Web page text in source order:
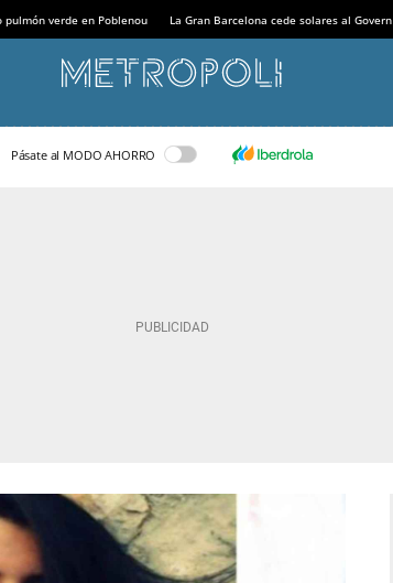
pulmón verde en Poblenou La Gran Barcelona cede solares al Govern
Pásate al MODO AHORRO